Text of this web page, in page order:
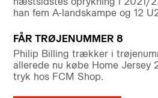
han fem A-landskampe og 12
FÅR TRØJENUMMER 8
Philip Billing trækker i
allerede nu købe Home Jersey
tryk hos FCM Shop.